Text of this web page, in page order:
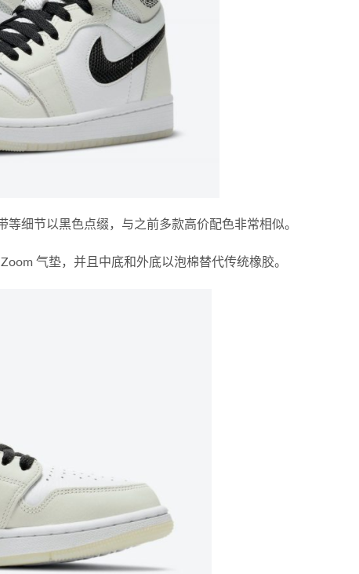
细节以黑色点缀，与之前多款高价配色非常相似。
气垫，并且中底和外底以泡棉替代传统橡胶。